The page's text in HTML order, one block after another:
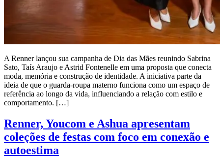
A Renner lançou sua campanha de Dia das Mães reunindo Sabrina
Sato, Taís Araujo e Astrid Fontenelle em uma proposta que conecta
moda, memória e construção de identidade. A iniciativa parte da
ideia de que o guarda-roupa materno funciona como um espaço de
referência ao longo da vida, influenciando a relação com estilo e
comportamento. […]
Renner, Youcom e Ashua apresentam
coleções de festas com foco em conexão e
autoestima